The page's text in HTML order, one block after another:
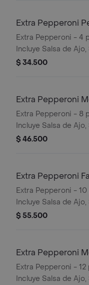
Extra Pepperoni
Extra Pepperoni - 4
Incluye Salsa de Ajo,
Pimienta Roja y
$ 34.500
Extra Pepperoni
Extra Pepperoni - 8
Incluye Salsa de Ajo,
Pimienta Roja y
$ 46.500
Extra Pepperoni
Extra Pepperoni -
Incluye Salsa de Ajo,
Pimienta Roja y
$ 55.500
Extra Pepperoni
Extra Pepperoni -
Incluye Salsa de Ajo,